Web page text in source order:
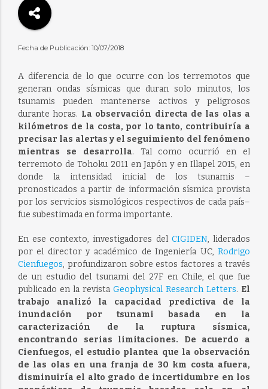
Fecha de Publicación: 10/07/2018
A diferencia de lo que ocurre con los terremotos que
generan ondas sísmicas que duran solo minutos, los
tsunamis pueden mantenerse activos y peligrosos
durante horas. La observación directa de las olas a
kilómetros de la costa, por lo tanto, contribuiría a
precisar las alertas y el seguimiento del fenómeno
mientras se desarrolla. Tal como ocurrió en el
terremoto de Tohoku ­2011 en Japón y en Illapel 2015, en
donde la intensidad inicial de los tsunamis –
pronosticados a partir de información sísmica provista
por los servicios sismológicos respectivos de cada país–
fue subestimada en forma importante.
En ese contexto, investigadores del CIGIDEN, liderados
por el director y académico de Ingeniería UC,Rodrigo
Cienfuegos, profundizaron sobre estos factores a través
de un estudio del tsunami del 27F en Chile, el que fue
publicado en la revista Geophysical Research Letters. El
trabajo analizó la capacidad predictiva de la
inundación por tsunami basada en la
caracterización de la ruptura sísmica,
encontrando serias limitaciones. De acuerdo a
Cienfuegos, el estudio plantea que la observación
de las olas en una franja de 30 km costa afuera,
disminuiría el alto grado de incertidumbre en los